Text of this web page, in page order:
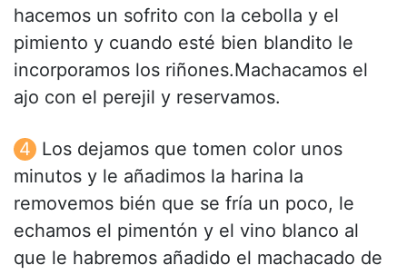
hacemos un sofrito con la cebolla y el
pimiento y cuando esté bien blandito le
incorporamos los riñones.Machacamos el
ajo con el perejil y reservamos.
Los dejamos que tomen color unos
minutos y le añadimos la harina la
removemos bién que se fría un poco, le
echamos el pimentón y el vino blanco al
que le habremos añadido el machacado de